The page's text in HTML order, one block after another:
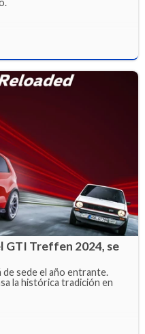
GTI Treffen 2024, se
de sede el año entrante.
la histórica tradición en